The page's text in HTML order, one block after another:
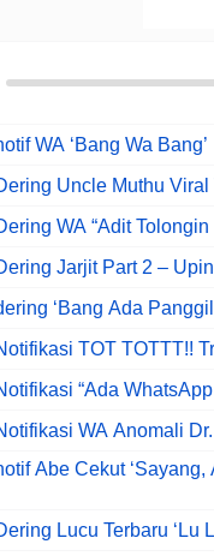
WA ‘Bang Wa Bang’
Uncle Muthu Viral
WA “Adit
Jarjit Part 2 –
‘Bang Ada
TOT TOTTT!!
“Ada
WA Anomali
Abe Cekut
Lucu Terbaru